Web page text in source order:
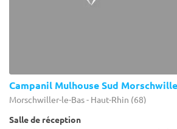
Campanil Mulhouse Sud
Morschwiller-le-Bas - Haut-Rhin (68)
Salle de réception